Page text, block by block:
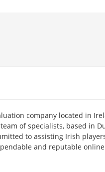
company located in
of specialists, based in
to assisting Irish
and reputable